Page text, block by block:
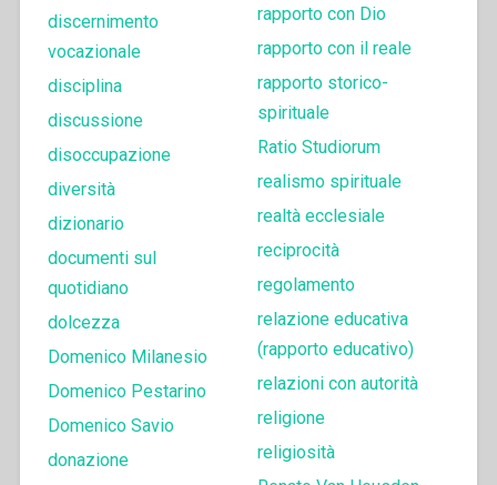
discernimento
vocazionale
disciplina
discussione
disoccupazione
diversità
dizionario
documenti sul
quotidiano
dolcezza
Domenico Milanesio
Domenico Pestarino
Domenico Savio
donazione
rapporto con Dio
rapporto con il reale
rapporto storico-
spirituale
Ratio Studiorum
realismo spirituale
realtà ecclesiale
reciprocità
regolamento
relazione educativa
(rapporto educativo)
relazioni con autorità
religione
religiosità